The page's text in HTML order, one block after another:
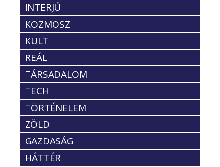
INTERJÚ
KOZMOSZ
KULT
REÁL
TÁRSADALOM
TECH
TÖRTÉNELEM
ZÖLD
GAZDASÁG
HÁTTÉR